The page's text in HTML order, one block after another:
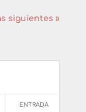
siguientes »
ENTRADA